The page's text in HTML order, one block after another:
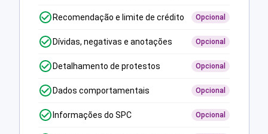
Recomendação e limite de crédito Opcional
Dívidas, negativas e anotações Opcional
Detalhamento de protestos Opcional
Dados comportamentais Opcional
Informações do SPC Opcional